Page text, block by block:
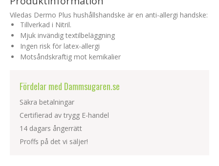
Viledas Dermo Plus hushållshandske är en anti-allergi handske:
Tillverkad i Nitril.
Mjuk invändig textilbeläggning
Ingen risk för latex-allergi
Motsåndskraftig mot kemikalier
Fördelar med Dammsugaren.se
Säkra betalningar
Certifierad av trygg E-handel
14 dagars ångerrätt
Proffs på det vi säljer!